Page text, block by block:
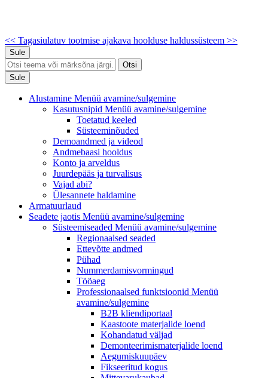
<< Tagasiulatuv tootmise ajakava hoolduse haldussüsteem >>
Sule
Otsi
Sule
Alustamine Menüü avamine/sulgemine
Kasutusnipid Menüü avamine/sulgemine
Toetatud keeled
Süsteeminõuded
Demoandmed ja videod
Andmebaasi hooldus
Konto ja arveldus
Juurdepääs ja turvalisus
Vajad abi?
Ülesannete haldamine
Armatuurlaud
Seadete jaotis Menüü avamine/sulgemine
Süsteemiseaded Menüü avamine/sulgemine
Regionaalsed seaded
Ettevõtte andmed
Pühad
Nummerdamisvormingud
Tööaeg
Professionaalsed funktsioonid Menüü
avamine/sulgemine
B2B kliendiportaal
Kaastoote materjalide loend
Kohandatud väljad
Demonteerimismaterjalide loend
Aegumiskuupäev
Fikseeritud kogus